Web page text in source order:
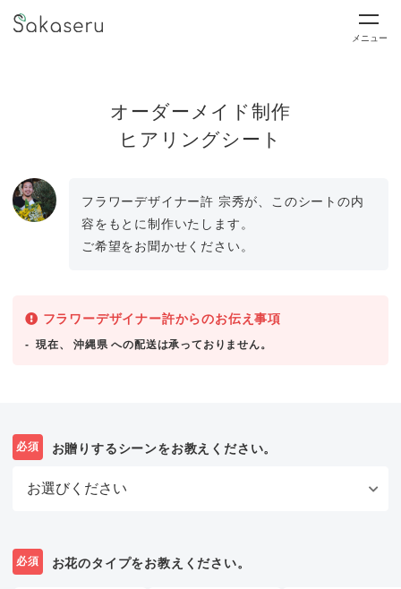
メニュー
オーダーメイド制作
ヒアリングシート
フラワーデザイナー許 宗秀が、このシートの内
容をもとに制作いたします。
ご希望をお聞かせください。
フラワーデザイナー許からのお伝え事項
現在、 沖縄県 への配送は承っておりません。
必須 お贈りするシーンをお教えください。
必須 お花のタイプをお教えください。